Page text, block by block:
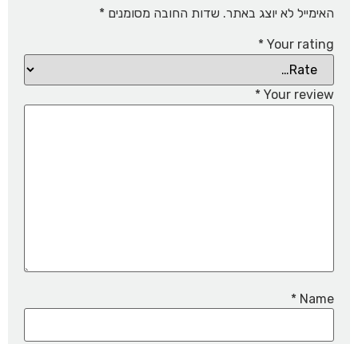
האימייל לא יוצג באתר. שדות החובה מסומנים *
Your rating
*
Your review
*
Name
*